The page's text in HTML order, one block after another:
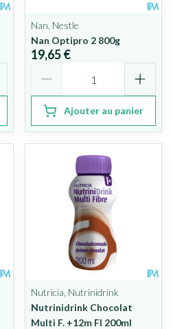
Nan, Nestle
Nan Optipro 2 800g
19,65 €
Ajouter au panier
Nutricia, Nutrinidrink
Nutrinidrink Chocolat
Multi F. +12m Fl 200ml